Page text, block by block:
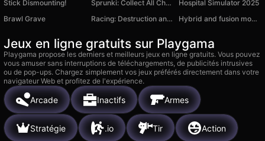
Stick Dismounting!
Sprunki: Collect All Characters!
Hospital Simulator 2025
Brawl Grave
Racing: Destruction and Chase Hybrid and fusion mod. Unlocked hack
Jeux en ligne gratuits sur Playgama
Playgama propose les derniers et meilleurs jeux en ligne gratuits. Vous pouvez
vous amuser sans interruptions de téléchargements, de publicités intrusives
ou de pop-ups. Chargez simplement vos jeux préférés directement dans votre
navigateur Web et profitez de l'expérience.
Arcade Inactifs Armes
Stratégie .io Tir Action